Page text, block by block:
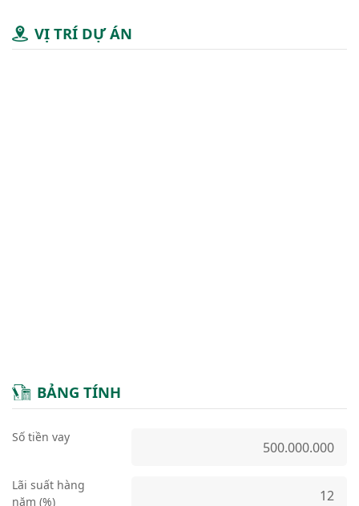
VỊ TRÍ DỰ ÁN
BẢNG TÍNH
Số tiền vay
Lãi suất hàng
năm (%)